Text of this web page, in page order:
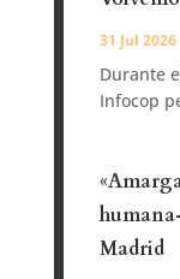
31 Jul 2026
Durante
Infocop
Madrid